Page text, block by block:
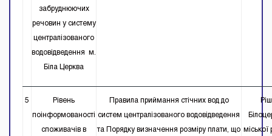
забруднюючих
речовин у систему
централізованого
водовідведення м.
Біла Церква
5 Рівень
поінформованості
споживачів в
Правила приймання стічних вод до
систем централізованого водовідведення
та Порядку визначення розміру плати, що міської